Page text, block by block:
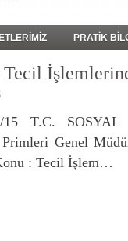
PRATİK
Tecil
15 T.C.
Genel
: Tecil İşlem…